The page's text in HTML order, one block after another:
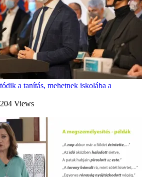
a tanítás, mehetnek iskolába a
Views